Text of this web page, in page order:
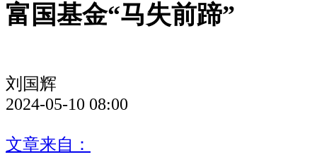
富国基金“马失前蹄”
刘国辉
2024-05-10 08:00
文章来自：